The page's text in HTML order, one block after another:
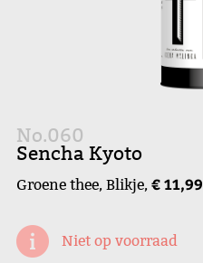
No.060
Sencha Kyoto
Groene thee, Blikje, € 11,99
Niet op voorraad